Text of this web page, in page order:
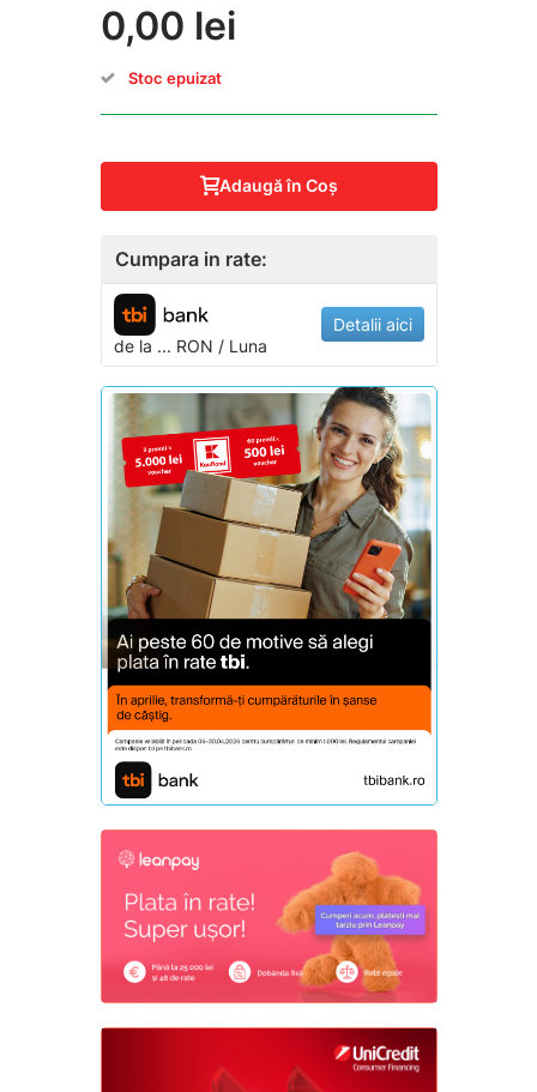
0,00 lei
Stoc epuizat
Adaugă în Coş
Cumpara in rate:
de la ... RON / Luna
Detalii aici